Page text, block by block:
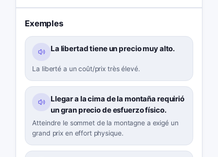
Exemples
La libertad tiene un precio muy alto.
La liberté a un coût/prix très élevé.
Llegar a la cima de la montaña requirió
un gran precio de esfuerzo físico.
Atteindre le sommet de la montagne a exigé un
grand prix en effort physique.